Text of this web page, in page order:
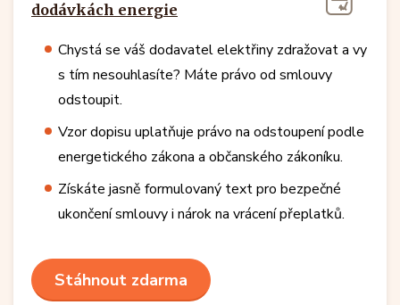
dodávkách energie
Chystá se váš dodavatel elektřiny zdražovat a vy
s tím nesouhlasíte? Máte právo od smlouvy
odstoupit.
Vzor dopisu uplatňuje právo na odstoupení podle
energetického zákona a občanského zákoníku.
Získáte jasně formulovaný text pro bezpečné
ukončení smlouvy i nárok na vrácení přeplatků.
Stáhnout zdarma